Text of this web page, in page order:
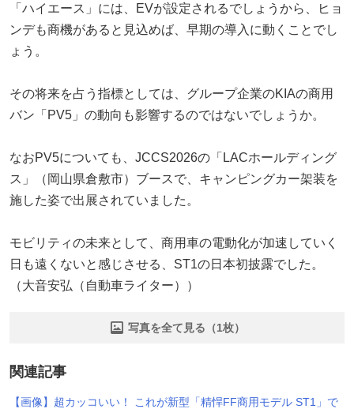
「ハイエース」には、EVが設定されるでしょうから、ヒョ
ンデも商機があると見込めば、早期の導入に動くことでし
ょう。
その将来を占う指標としては、グループ企業のKIAの商用
バン「PV5」の動向も影響するのではないでしょうか。
なおPV5についても、JCCS2026の「LACホールディング
ス」（岡山県倉敷市）ブースで、キャンピングカー架装を
施した姿で出展されていました。
モビリティの未来として、商用車の電動化が加速していく
日も遠くないと感じさせる、ST1の日本初披露でした。
（大音安弘（自動車ライター））
写真を全て見る（1枚）
関連記事
【画像】超カッコいい！ これが新型「精悍FF商用モデル ST1」で